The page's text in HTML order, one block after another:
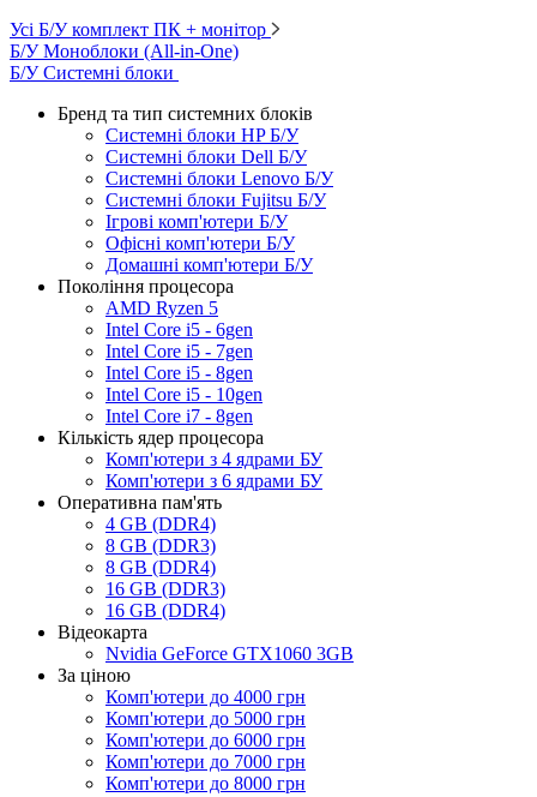
Усі Б/У комплект ПК + монітор
Б/У Моноблоки (All-in-One)
Б/У Системні блоки
Бренд та тип системних блоків
Системні блоки HP Б/У
Системні блоки Dell Б/У
Системні блоки Lenovo Б/У
Системні блоки Fujitsu Б/У
Ігрові комп'ютери Б/У
Офісні комп'ютери Б/У
Домашні комп'ютери Б/У
Покоління процесора
AMD Ryzen 5
Intel Core i5 - 6gen
Intel Core i5 - 7gen
Intel Core i5 - 8gen
Intel Core i5 - 10gen
Intel Core i7 - 8gen
Кількість ядер процесора
Комп'ютери з 4 ядрами БУ
Комп'ютери з 6 ядрами БУ
Оперативна пам'ять
4 GB (DDR4)
8 GB (DDR3)
8 GB (DDR4)
16 GB (DDR3)
16 GB (DDR4)
Відеокарта
Nvidia GeForce GTX1060 3GB
За ціною
Комп'ютери до 4000 грн
Комп'ютери до 5000 грн
Комп'ютери до 6000 грн
Комп'ютери до 7000 грн
Комп'ютери до 8000 грн